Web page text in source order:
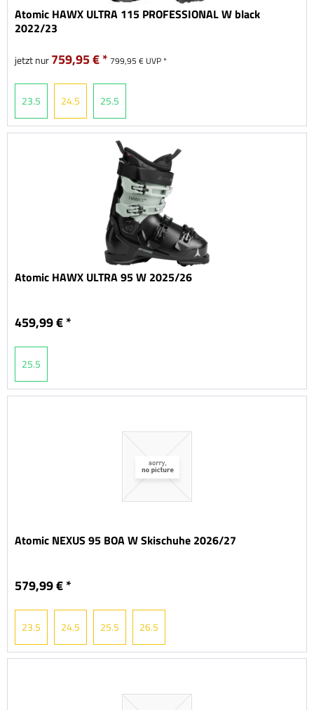
Atomic HAWX ULTRA 115 PROFESSIONAL W black
2022/23
jetzt nur759,95 € * 799,95 € UVP *
23.5 24.5 25.5
Atomic HAWX ULTRA 95 W 2025/26
459,99 € *
25.5
Atomic NEXUS 95 BOA W Skischuhe 2026/27
579,99 € *
23.5 24.5 25.5 26.5